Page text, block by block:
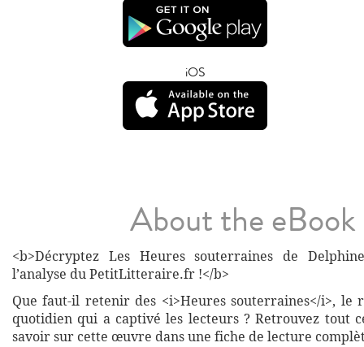
iOS
About the eBook
<b>Décryptez Les Heures souterraines de
l’analyse du PetitLitteraire.fr !</b>
Que faut-il retenir des <i>Heures souterraines</i>, le
quotidien qui a captivé les lecteurs ? Retrouvez tout
savoir sur cette œuvre dans une fiche de lecture